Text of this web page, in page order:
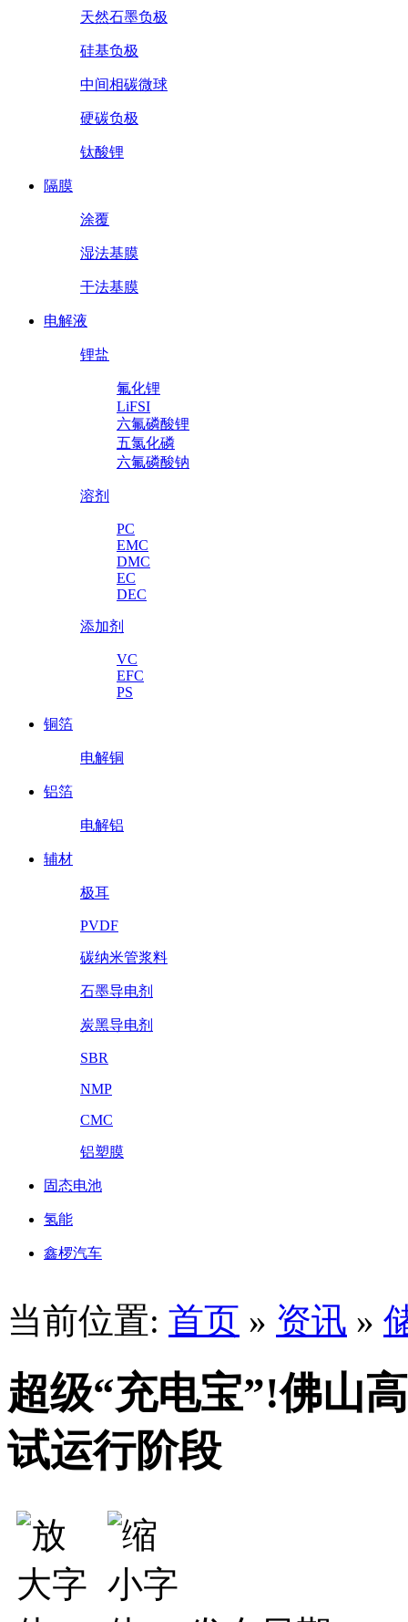
天然石墨负极
硅基负极
中间相碳微球
硬碳负极
钛酸锂
隔膜
涂覆
湿法基膜
干法基膜
电解液
锂盐
氟化锂
LiFSI
六氟磷酸锂
五氯化磷
六氟磷酸钠
溶剂
PC
EMC
DMC
EC
DEC
添加剂
VC
EFC
PS
铜箔
电解铜
铝箔
电解铝
辅材
极耳
PVDF
碳纳米管浆料
石墨导电剂
炭黑导电剂
SBR
NMP
CMC
铝塑膜
固态电池
氢能
鑫椤汽车
当前位置: 首页 » 资讯 »
超级“充电宝”!佛山
试运行阶段